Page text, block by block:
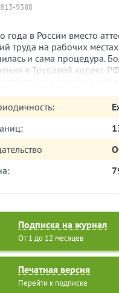
9388
года в России вместо
труда на рабочих
и сама процедура.
в Трудовой кодекс
произошли в работе
Ю. С. Журавлева в
продолжение
В этом же
и оплате
работника,
неполного рабочего
работников. В
работников.
Подписка на журнал
От 1 до 12 месяцев
Печатная версия
Перейти к подписке